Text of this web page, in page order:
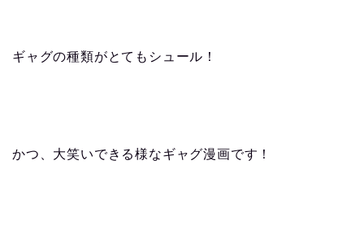
ギャグの種類がとてもシュール！
かつ、大笑いできる様なギャグ漫画です！